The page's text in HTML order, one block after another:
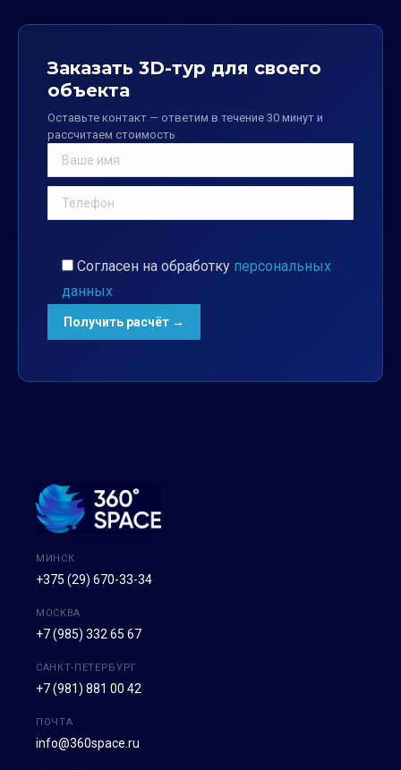
Заказать 3D-тур для своего
объекта
Оставьте контакт — ответим в течение 30 минут и
рассчитаем стоимость
Согласен на обработку персональных
данных
МИНСК
+375 (29) 670-33-34
МОСКВА
+7 (985) 332 65 67
САНКТ-ПЕТЕРБУРГ
+7 (981) 881 00 42
ПОЧТА
info@360space.ru